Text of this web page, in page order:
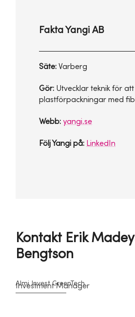
Fakta Yangi AB
Säte: Varberg
Gör: Utvecklar teknik för
plastförpackningar med
Webb: yangi.se
Följ Yangi på: LinkedIn
Kontakt Erik
Bengtson
Almi Invest GreenTech
Investment Manager